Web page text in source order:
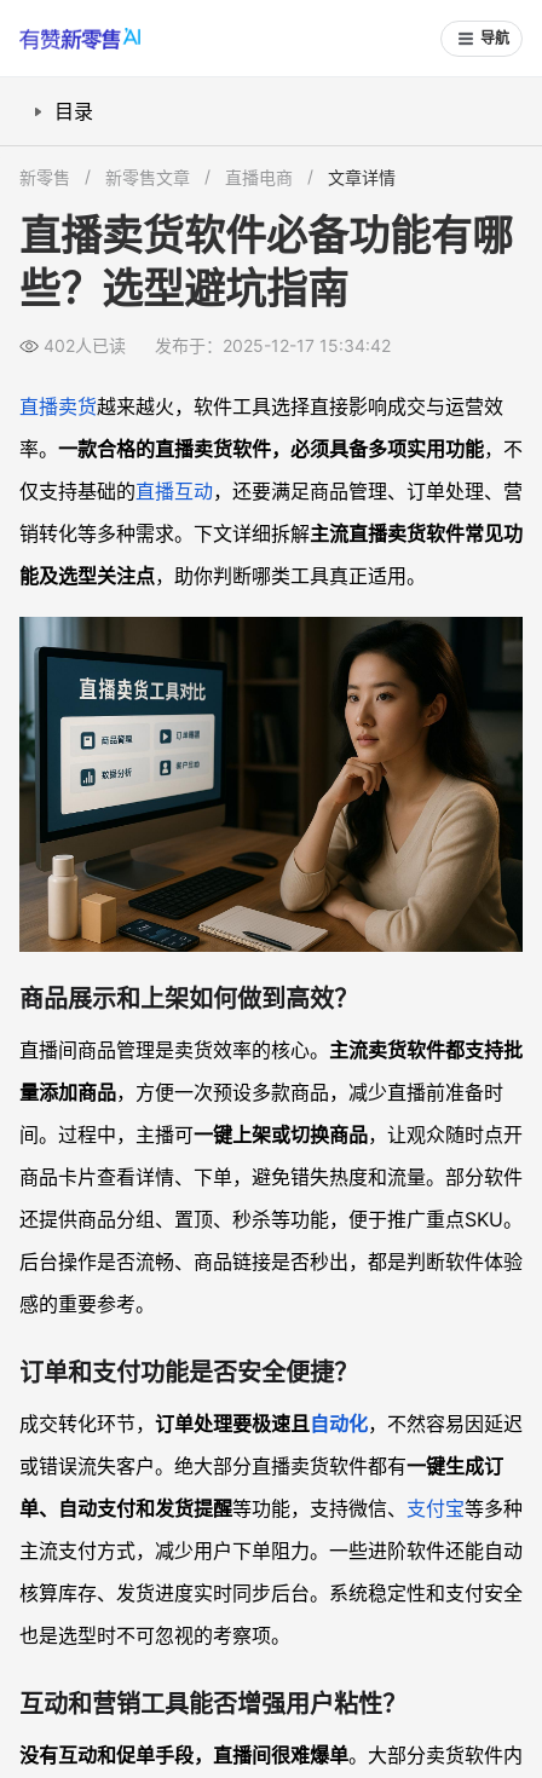
导航
目录
互动和营销工具能否增强用户粘性？
数据分析和用户管理是否智能全面？
常见问题
直播卖货软件必须要有带货美颜和滤镜功能吗？
新零售 新零售文章 直播电商 文章详情
直播卖货软件必备功能有哪
些？选型避坑指南
402人已读 发布于：2025-12-17 15:34:42
直播卖货越来越火，软件工具选择直接影响成交与运营效
率。 一款合格的直播卖货软件，必须具备多项实用功能，不
仅支持基础的直播互动，还要满足商品管理、订单处理、营
销转化等多种需求。下文详细拆解主流直播卖货软件常见功
能及选型关注点，助你判断哪类工具真正适用。
商品展示和上架如何做到高效？
直播间商品管理是卖货效率的核心。 主流卖货软件都支持批
量添加商品，方便一次预设多款商品，减少直播前准备时
间。过程中，主播可一键上架或切换商品，让观众随时点开
商品卡片查看详情、下单，避免错失热度和流量。部分软件
还提供商品分组、置顶、秒杀等功能，便于推广重点SKU。
后台操作是否流畅、商品链接是否秒出，都是判断软件体验
感的重要参考。
订单和支付功能是否安全便捷？
成交转化环节， 订单处理要极速且自动化，不然容易因延迟
或错误流失客户。绝大部分直播卖货软件都有一键生成订
单、自动支付和发货提醒等功能，支持微信、 支付宝等多种
主流支付方式，减少用户下单阻力。一些进阶软件还能自动
核算库存、发货进度实时同步后台。系统稳定性和支付安全
也是选型时不可忽视的考察项。
互动和营销工具能否增强用户粘性？
没有互动和促单手段，直播间很难爆单。大部分卖货软件内